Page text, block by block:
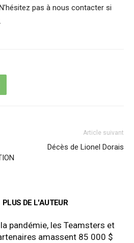
pas à nous contacter si
Article suivant
Décès de Lionel Dorais
PLUS DE L'AUTEUR
pandémie, les Teamsters et
amassent 85 000 $